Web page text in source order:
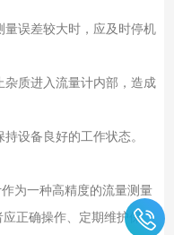
误差较大时，应及时停机
质进入流量计内部，造成
设备良好的工作状态。
一种高精度的流量测量
正确操作、定期维护保